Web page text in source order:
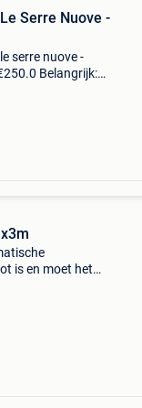
Serre Nuove -
serre nuove -
Belangrijk:
is en moet het